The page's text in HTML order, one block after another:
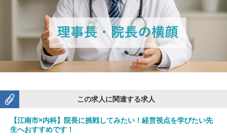
この求人に関連する求人
【江南市×内科】院長に挑戦してみたい！経営視点を学びたい先
生へおすすめです！